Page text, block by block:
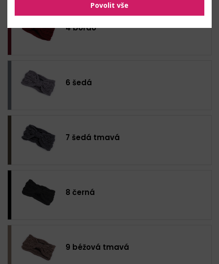
4 bordó
6 šedá
7 šedá tmavá
8 černá
9 béžová tmavá
Povolit vše